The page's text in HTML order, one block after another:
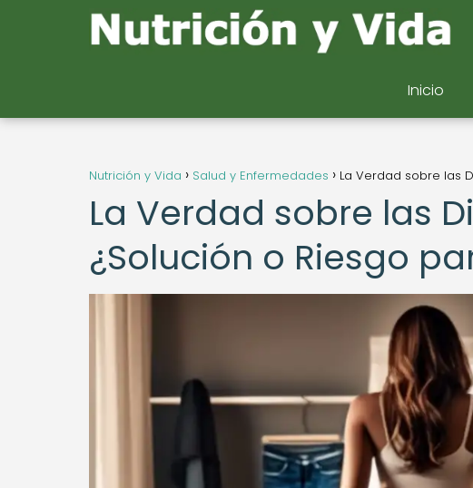
Inicio
Nutrición y Vida Salud y Enfermedades La Verdad sobre las
La Verdad sobre las
¿Solución o Riesgo